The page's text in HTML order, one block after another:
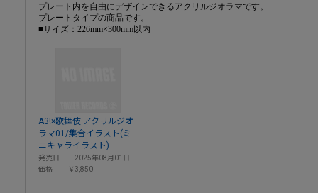
プレート内を自由にデザインできるアクリルジオラマです。
プレートタイプの商品です。
■サイズ：226mm×300mm以内
A3!×歌舞伎 アクリルジオ
ラマ01/集合イラスト(ミ
ニキャライラスト)
発売日
2025年08月01日
価格
￥3,850